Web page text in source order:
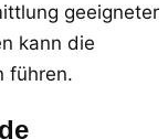
geeigneter
kann die
führen.